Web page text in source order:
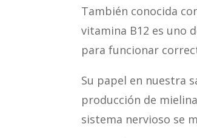
También conocida
vitamina B12 es uno
para funcionar
Su papel en nuestra
producción de
sistema nervioso se